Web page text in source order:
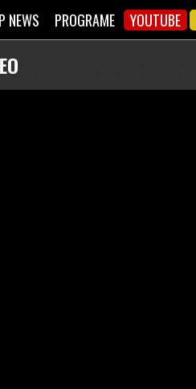
NEWS PROGRAME YOUTUBE